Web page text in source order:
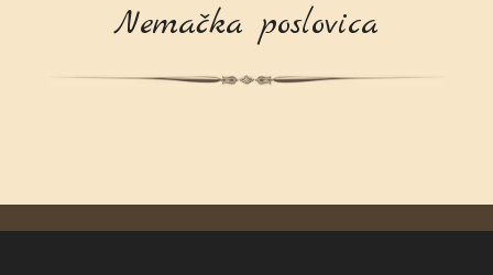
Nemačka poslovica